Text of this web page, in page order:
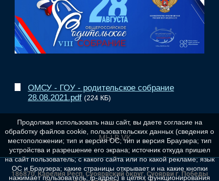
ОМСУ - ГОУ - родительское собрание
28.08.2021.pdf (224 КБ)
МЫ В VK
186870, Карелия Респ, Суоярвский округ, Суоярви г, Победы
Продолжая использовать наш сайт, вы даете согласие на
обработку файлов cookie, пользовательских данных (сведения о
местоположении; тип и версия ОС; тип и версия Браузера; тип
устройства и разрешение его экрана; источник откуда пришел
на сайт пользователь; с какого сайта или по какой рекламе; язык
ОС и Браузера; какие страницы открывает и на какие кнопки
нажимает пользователь; ip-адрес) в целях функционирования